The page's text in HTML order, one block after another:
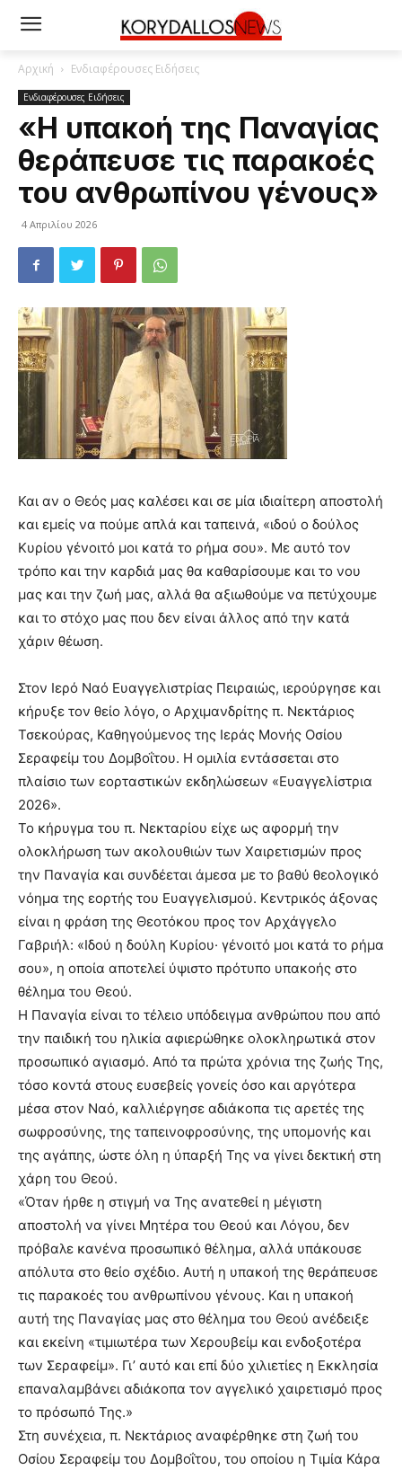
Αρχική Ενδιαφέρουσες Ειδήσεις
Ενδιαφέρουσες Ειδήσεις
«Η υπακοή της Παναγίας
θεράπευσε τις παρακοές
του ανθρωπίνου γένους»
4 Απριλίου 2026
Και αν ο Θεός μας καλέσει και σε μία ιδιαίτερη αποστολή
και εμείς να πούμε απλά και ταπεινά, «ιδού ο δούλος
Κυρίου γένοιτό μοι κατά το ρήμα σου». Με αυτό τον
τρόπο και την καρδιά μας θα καθαρίσουμε και το νου
μας και την ζωή μας, αλλά θα αξιωθούμε να πετύχουμε
και το στόχο μας που δεν είναι άλλος από την κατά
χάριν θέωση.
Στον Ιερό Ναό Ευαγγελιστρίας Πειραιώς, ιερούργησε και
κήρυξε τον θείο λόγο, ο Αρχιμανδρίτης π. Νεκτάριος
Τσεκούρας, Καθηγούμενος της Ιεράς Μονής Οσίου
Σεραφείμ του Δομβοΐτου. Η ομιλία εντάσσεται στο
πλαίσιο των εορταστικών εκδηλώσεων «Ευαγγελίστρια
2026».
Το κήρυγμα του π. Νεκταρίου είχε ως αφορμή την
ολοκλήρωση των ακολουθιών των Χαιρετισμών προς
την Παναγία και συνδέεται άμεσα με το βαθύ θεολογικό
νόημα της εορτής του Ευαγγελισμού. Κεντρικός άξονας
είναι η φράση της Θεοτόκου προς τον Αρχάγγελο
Γαβριήλ: «Ιδού η δούλη Κυρίου· γένοιτό μοι κατά το ρήμα
σου», η οποία αποτελεί ύψιστο πρότυπο υπακοής στο
θέλημα του Θεού.
Η Παναγία είναι το τέλειο υπόδειγμα ανθρώπου που από
την παιδική του ηλικία αφιερώθηκε ολοκληρωτικά στον
προσωπικό αγιασμό. Από τα πρώτα χρόνια της ζωής Της,
τόσο κοντά στους ευσεβείς γονείς όσο και αργότερα
μέσα στον Ναό, καλλιέργησε αδιάκοπα τις αρετές της
σωφροσύνης, της ταπεινοφροσύνης, της υπομονής και
της αγάπης, ώστε όλη η ύπαρξή Της να γίνει δεκτική στη
χάρη του Θεού.
«Όταν ήρθε η στιγμή να Της ανατεθεί η μέγιστη
αποστολή να γίνει Μητέρα του Θεού και Λόγου, δεν
πρόβαλε κανένα προσωπικό θέλημα, αλλά υπάκουσε
απόλυτα στο θείο σχέδιο. Αυτή η υπακοή της θεράπευσε
τις παρακοές του ανθρωπίνου γένους. Και η υπακοή
αυτή της Παναγίας μας στο θέλημα του Θεού ανέδειξε
και εκείνη «τιμιωτέρα των Χερουβείμ και ενδοξοτέρα
των Σεραφείμ». Γι’ αυτό και επί δύο χιλιετίες η Εκκλησία
επαναλαμβάνει αδιάκοπα τον αγγελικό χαιρετισμό προς
το πρόσωπό Της.»
Στη συνέχεια, π. Νεκτάριος αναφέρθηκε στη ζωή του
Οσίου Σεραφείμ του Δομβοΐτου, του οποίου η Τιμία Κάρα